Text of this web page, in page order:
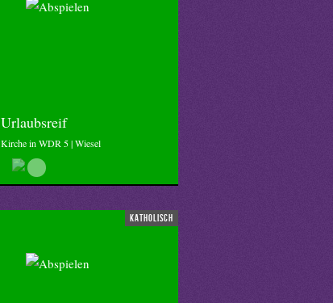
Urlaubsreif
Kirche in WDR 5 | Wiesel
katholisch